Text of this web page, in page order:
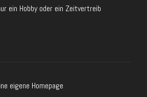
ein Hobby oder ein Zeitvertreib
eigene Homepage